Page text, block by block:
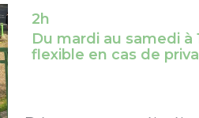
2h
Du mardi au samedi à
flexible en cas de